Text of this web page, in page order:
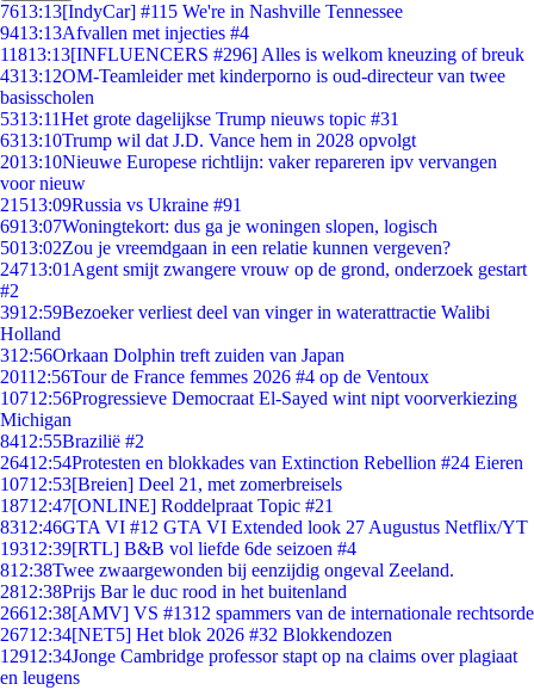
7613:13[IndyCar] #115 We're in Nashville Tennessee
9413:13Afvallen met injecties #4
11813:13[INFLUENCERS #296] Alles is welkom kneuzing of breuk
4313:12OM-Teamleider met kinderporno is oud-directeur van twee
basisscholen
5313:11Het grote dagelijkse Trump nieuws topic #31
6313:10Trump wil dat J.D. Vance hem in 2028 opvolgt
2013:10Nieuwe Europese richtlijn: vaker repareren ipv vervangen
voor nieuw
21513:09Russia vs Ukraine #91
6913:07Woningtekort: dus ga je woningen slopen, logisch
5013:02Zou je vreemdgaan in een relatie kunnen vergeven?
24713:01 Agent smijt zwangere vrouw op de grond, onderzoek gestart
#2
3912:59Bezoeker verliest deel van vinger in waterattractie Walibi
Holland
312:56Orkaan Dolphin treft zuiden van Japan
20112:56Tour de France femmes 2026 #4 op de Ventoux
10712:56Progressieve Democraat El-Sayed wint nipt voorverkiezing
Michigan
8412:55Brazilië #2
26412:54Protesten en blokkades van Extinction Rebellion #24 Eieren
10712:53[Breien] Deel 21, met zomerbreisels
18712:47[ONLINE] Roddelpraat Topic #21
8312:46GTA VI #12 GTA VI Extended look 27 Augustus Netflix/YT
19312:39[RTL] B&B vol liefde 6de seizoen #4
812:38Twee zwaargewonden bij eenzijdig ongeval Zeeland.
2812:38Prijs Bar le duc rood in het buitenland
26612:38[AMV] VS #1312 spammers van de internationale rechtsorde
26712:34[NET5] Het blok 2026 #32 Blokkendozen
12912:34Jonge Cambridge professor stapt op na claims over plagiaat
en leugens